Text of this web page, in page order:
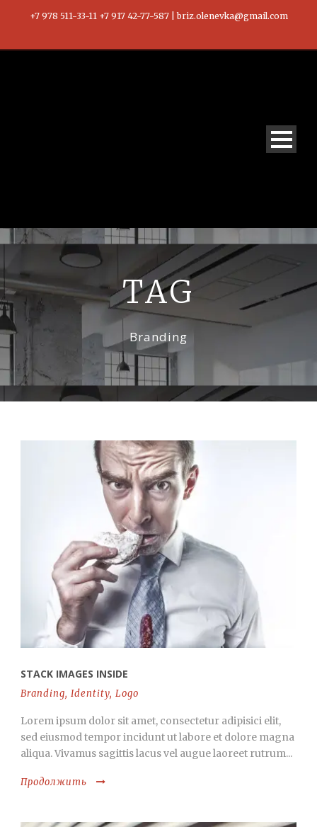
+7 978 511-33-11 +7 917 42-77-587 | briz.olenevka@gmail.com
TAG
Branding
STACK IMAGES INSIDE
Branding, Identity, Logo
Lorem ipsum dolor sit amet, consectetur adipisici elit,
sed eiusmod tempor incidunt ut labore et dolore magna
aliqua. Vivamus sagittis lacus vel augue laoreet rutrum...
Продолжить